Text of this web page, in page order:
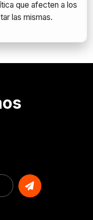
que afecten a los
las mismas.
Enviar